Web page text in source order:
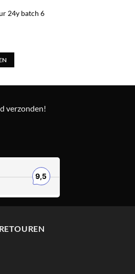
24y batch 6
verzonden!